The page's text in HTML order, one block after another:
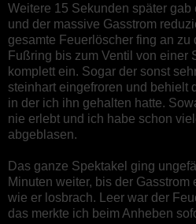
Weitere 15 Sekunden später
und der massive Gasstrom
gesamte Feuerlöscher fing an zu
Fußring bis zum Ventil von einer
komplett ein. Sogar der sonst
steinhart eingefroren und behielt
in der ich ihn gehalten hatte.
nie erlebt und ich habe schon
abgeblasen.
Das ganze Spektakel ging
Minuten weiter, bis der
wie er losbrach. Leer war der
das merkte ich beim Anheben